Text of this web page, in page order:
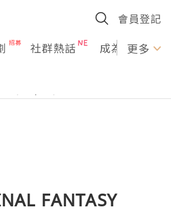
會員登記
社群熱話 成為U更多
FANTASY